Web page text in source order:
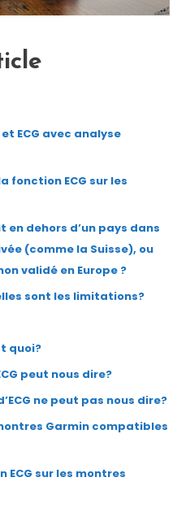
ECG avec analyse
fonction ECG sur les
en dehors d’un pays dans
(comme la Suisse), ou
validé en Europe ?
sont les limitations?
quoi?
peut nous dire?
ne peut pas nous dire?
Garmin compatibles
sur les montres